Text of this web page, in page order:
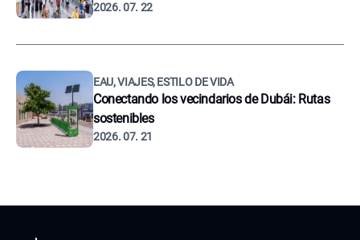
2026. 07. 22
EAU, VIAJES, ESTILO DE VIDA
Conectando los vecindarios de Dubái: Rutas
sostenibles
2026. 07. 21